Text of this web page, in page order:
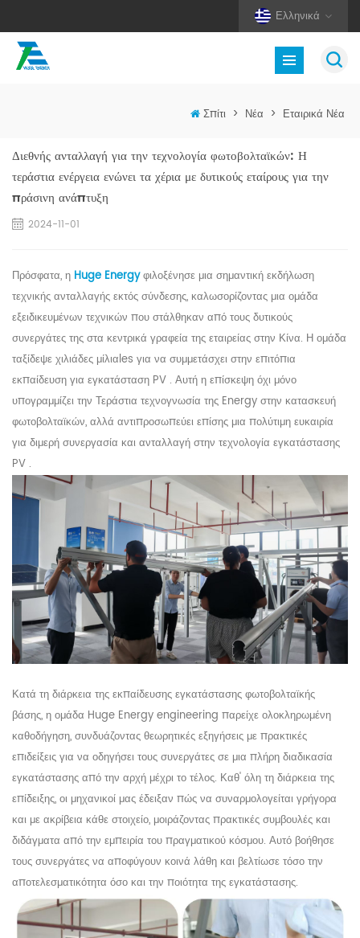
Ελληνικά
Σπίτι > Νέα > Εταιρικά Νέα
Διεθνής ανταλλαγή για την τεχνολογία φωτοβολταϊκών: Η
τεράστια ενέργεια ενώνει τα χέρια με δυτικούς εταίρους για την
πράσινη ανάπτυξη
2024-11-01
Πρόσφατα, η Huge Energyφιλοξένησε μια σημαντική εκδήλωση
τεχνικής ανταλλαγής εκτός σύνδεσης, καλωσορίζοντας μια ομάδα
εξειδικευμένων τεχνικών που στάλθηκαν από τους δυτικούς
συνεργάτες της στα κεντρικά γραφεία της εταιρείας στην Κίνα. Η ομάδα
ταξίδεψεχιλιάδες μίλιαles για να συμμετάσχει στην επιτόπια
εκπαίδευση για εγκατάσταση PV . Αυτή η επίσκεψη όχι μόνο
υπογραμμίζει την Τεράστια τεχνογνωσία της Energy στην κατασκευή
φωτοβολταϊκών, αλλά αντιπροσωπεύει επίσης μια πολύτιμη ευκαιρία
για διμερή συνεργασία και ανταλλαγή στην τεχνολογία εγκατάστασης
PV .
Κατά τη διάρκεια της εκπαίδευσης εγκατάστασης φωτοβολταϊκής
βάσης, η ομάδα Huge Energy engineering παρείχε ολοκληρωμένη
καθοδήγηση, συνδυάζοντας θεωρητικές εξηγήσεις με πρακτικές
επιδείξεις για να οδηγήσει τους συνεργάτες σε μια πλήρη διαδικασία
εγκατάστασης από την αρχή μέχρι το τέλος. Καθ' όλη τη διάρκεια της
επίδειξης, οι μηχανικοί μας έδειξαν πώς να συναρμολογείται γρήγορα
και με ακρίβεια κάθε στοιχείο, μοιράζοντας πρακτικές συμβουλές και
διδάγματα από την εμπειρία του πραγματικού κόσμου. Αυτό βοήθησε
τους συνεργάτες να αποφύγουν κοινά λάθη και βελτίωσε τόσο την
αποτελεσματικότητα όσο και την ποιότητα της εγκατάστασης.